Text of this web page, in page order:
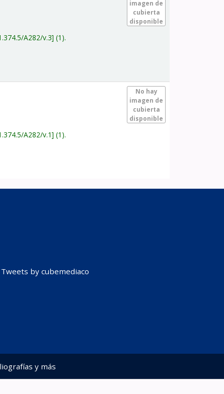
imagen de
cubierta
disponible
A282/v.3 (1).
No hay
imagen de
cubierta
disponible
A282/v.1 (1).
Tweets by cubemediaco
y más